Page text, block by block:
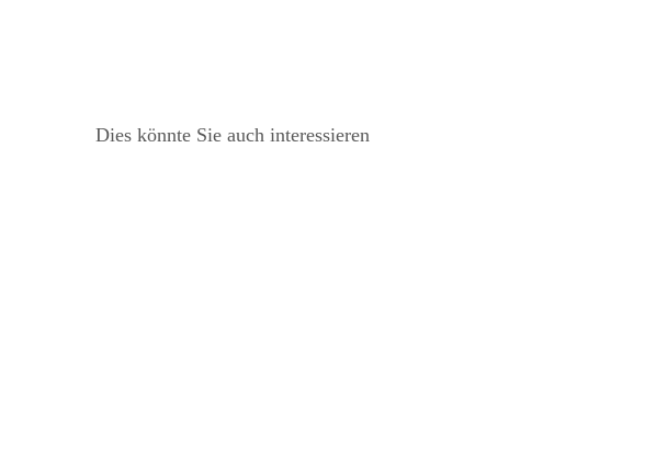
Dies könnte Sie auch interessieren